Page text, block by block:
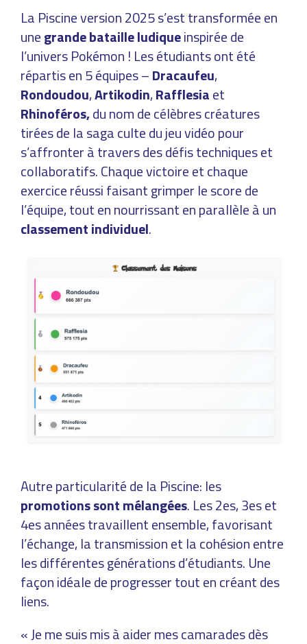
La Piscine version 2025 s’est transformée en
unegrande bataille ludiqueinspirée de
l’univers Pokémon ! Les étudiants ont été
répartis en 5 équipes –Dracaufeu,
Rondoudou,Artikodin,Rafflesiaet
Rhinoféros,du nom de célèbres créatures
tirées de la saga culte du jeu vidéo pour
s’affronter à travers des défis techniques et
collaboratifs. Chaque victoire et chaque
exercice réussi faisant grimper le score de
l’équipe, tout en nourrissant en parallèle à un
classement individuel.
Autre particularité de la Piscine: les
promotions sont mélangées. Les 2es, 3es et
4es années travaillent ensemble, favorisant
l’échange, la transmission et la cohésion entre
les différentes générations d’étudiants. Une
façon idéale de progresser tout en créant des
liens.
« Je me suis mis à aider mes camarades dès